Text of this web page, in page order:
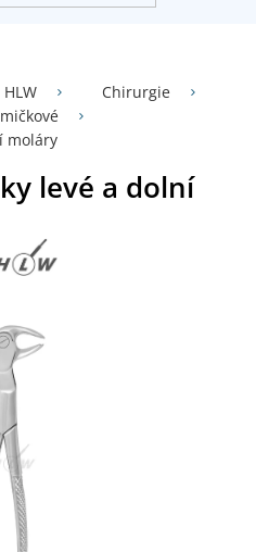
Chirurgie
moláry
levé a dolní